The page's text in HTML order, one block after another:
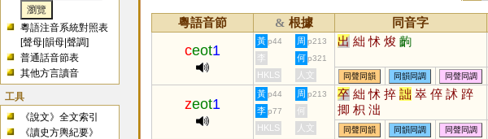
粵語注音系統對照表
[聲母 |韻母 |聲調]
普通話音節表
其他方言讀音
工具
《說文》全文索引
《讀史方輿紀要》
粵語音節 & 根據 同音字
ceot1
黃 p44 周 p213 出 絀 怵 焌 齣
李 何 p321
HKLS 人文 同聲同韻 同韻同調 同聲同調
zeot1
黃 p44 周 p213 卒 絀 怵 捽 詘 崒 倅 訹 踤
揤 枳 泏
李 p77
何
HKLS
人文 同聲同韻 同韻同調 同聲同調